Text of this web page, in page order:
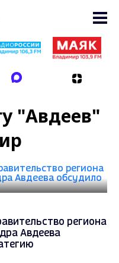
"Авдеев"
региона
Авдеева